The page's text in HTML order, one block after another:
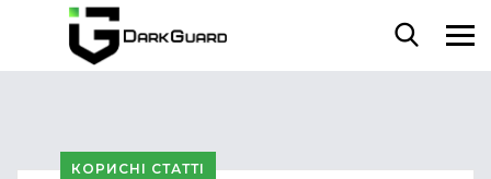
КОРИСНІ СТАТТІ